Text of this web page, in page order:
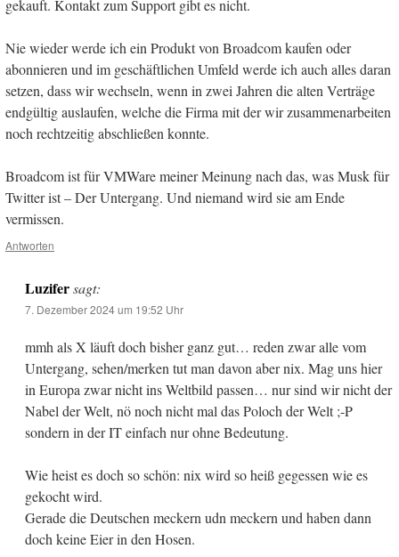
gekauft. Kontakt zum Support gibt es nicht.
Nie wieder werde ich ein Produkt von Broadcom kaufen oder
abonnieren und im geschäftlichen Umfeld werde ich auch alles daran
setzen, dass wir wechseln, wenn in zwei Jahren die alten Verträge
endgültig auslaufen, welche die Firma mit der wir zusammenarbeiten
noch rechtzeitig abschließen konnte.
Broadcom ist für VMWare meiner Meinung nach das, was Musk für
Twitter ist – Der Untergang. Und niemand wird sie am Ende
vermissen.
Antworten
Luzifer sagt:
7. Dezember 2024 um 19:52 Uhr
mmh als X läuft doch bisher ganz gut… reden zwar alle vom
Untergang, sehen/merken tut man davon aber nix. Mag uns hier
in Europa zwar nicht ins Weltbild passen… nur sind wir nicht der
Nabel der Welt, nö noch nicht mal das Poloch der Welt ;-P
sondern in der IT einfach nur ohne Bedeutung.
Wie heist es doch so schön: nix wird so heiß gegessen wie es
gekocht wird.
Gerade die Deutschen meckern udn meckern und haben dann
doch keine Eier in den Hosen.